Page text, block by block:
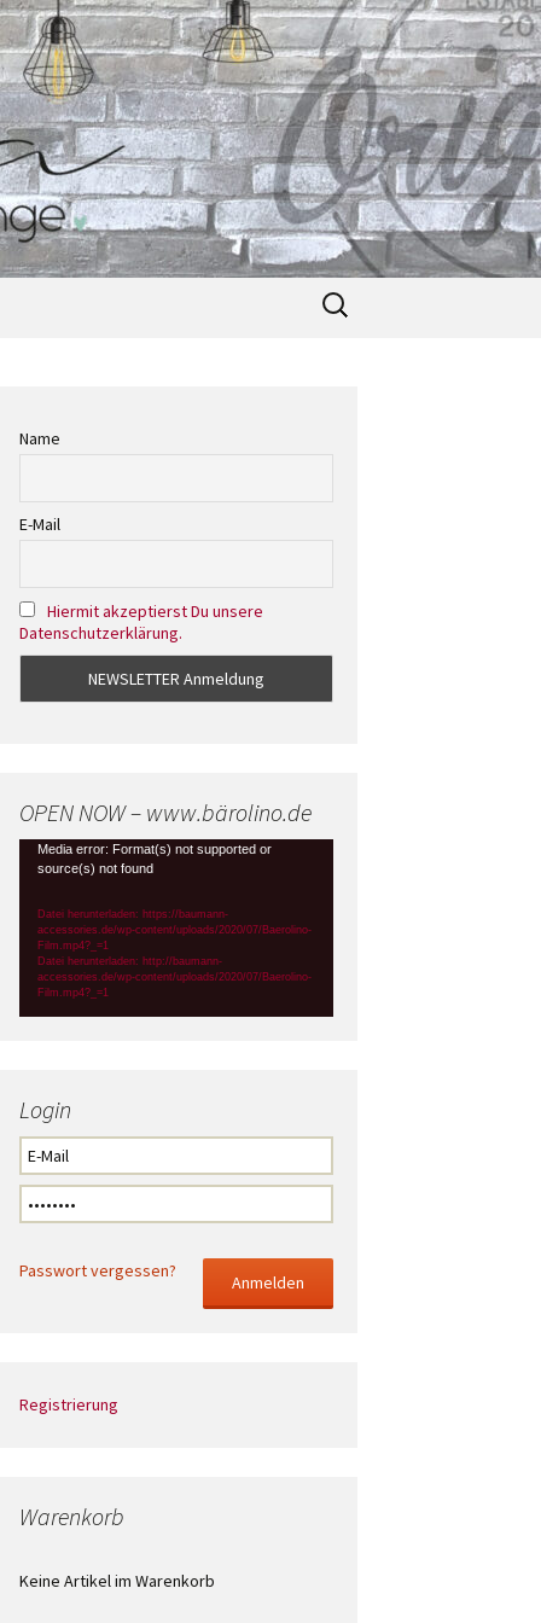
Suche
nach:
Name
E-Mail
Hiermit akzeptierst Du unsere
Datenschutzerklärung.
OPEN NOW – www.bärolino.de
Video-
Player
Media error: Format(s) not supported or
source(s) not found
Datei herunterladen: https://baumann-
accessories.de/wp-content/uploads/2020/07/Baerolino-
Film.mp4?_=1
Datei herunterladen: http://baumann-
accessories.de/wp-content/uploads/2020/07/Baerolino-
Film.mp4?_=1
Login
Passwort vergessen?
Registrierung
Warenkorb
Keine Artikel im Warenkorb